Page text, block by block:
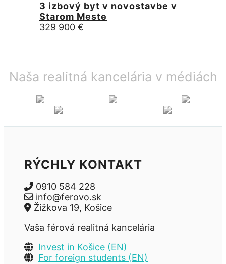
3 izbový byt v novostavbe v
Starom Meste
329 900 €
Naša realitná kancelária v médiách
RÝCHLY KONTAKT
0910 584 228
info@ferovo.sk
Žižkova 19, Košice
Vaša férová realitná kancelária
Invest in Košice (EN)
For foreign students (EN)